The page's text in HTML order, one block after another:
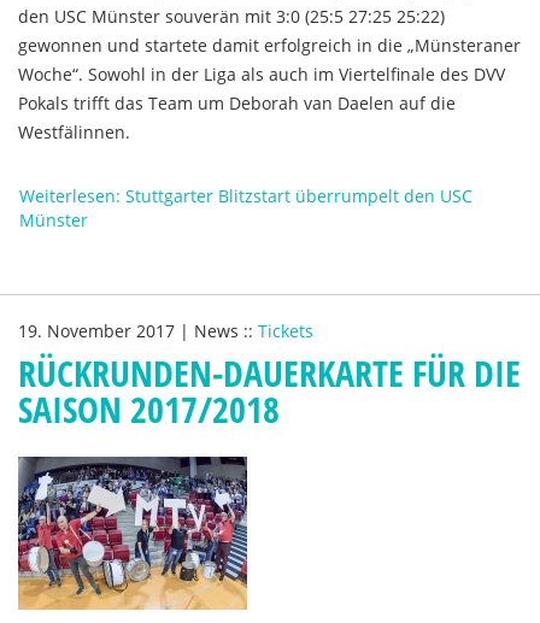
den USC Münster souverän mit 3:0 (25:5 27:25 25:22)
gewonnen und startete damit erfolgreich in die „Münsteraner
Woche“. Sowohl in der Liga als auch im Viertelfinale des DVV
Pokals trifft das Team um Deborah van Daelen auf die
Westfälinnen.
Weiterlesen: Stuttgarter Blitzstart überrumpelt den USC
Münster
19. November 2017 | News :: Tickets
RÜCKRUNDEN-DAUERKARTE FÜR DIE
SAISON 2017/2018